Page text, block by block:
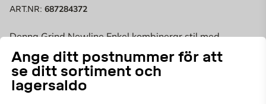
Ange ditt postnummer för att
se ditt sortiment och
lagersaldo
ART.NR: 687284372
Denna Grind Newline Enkel kombinerar stil med
funktion. Tillverkad av barrträ och särskilt behandlad
med en borstad yta, erbjuder den en enhetlig och
tilltalande struktur.
Läs mer